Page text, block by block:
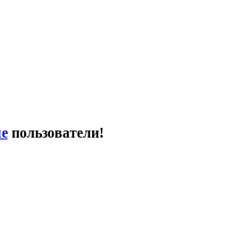
пользователи!